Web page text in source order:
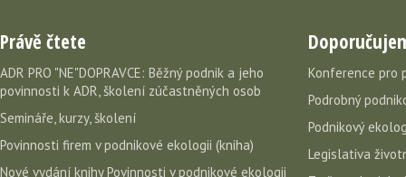
Právě čtete
ADR PRO "NE"DOPRAVCE: Běžný podnik a jeho
povinnosti k ADR, školení zúčastněných osob
Semináře, kurzy, školení
Povinnosti firem v podnikové ekologii (kniha)
Nové vydání knihy Povinnosti v podnikové ekologii
Konference pro
Podrobný
Podnikový
Legislativa